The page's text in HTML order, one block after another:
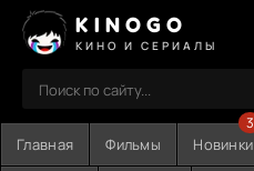
KINOGO
КИНО И СЕРИАЛЫ
Главная Фильмы Новинки
3